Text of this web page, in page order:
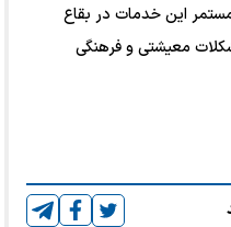
این خدمات در بقاع
معیشتی و فرهنگی